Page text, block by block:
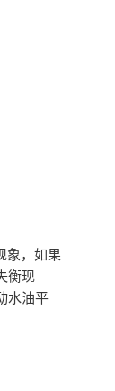
象，如果
衡现
水油平